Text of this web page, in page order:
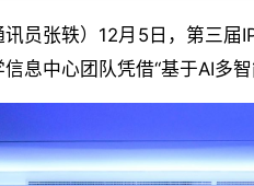
讯员张轶）12月5日，第三届
息中心团队凭借“基于AI多